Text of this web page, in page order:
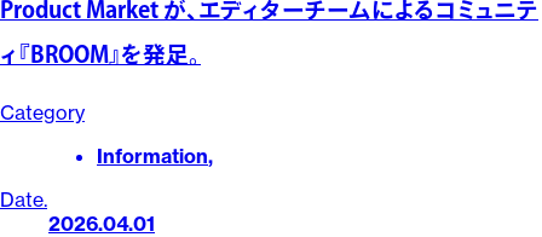
Product Market が、エディターチームによるコミュニテ
ィ『BROOM』を発足。
Category
Information,
Date.
2026.04.01